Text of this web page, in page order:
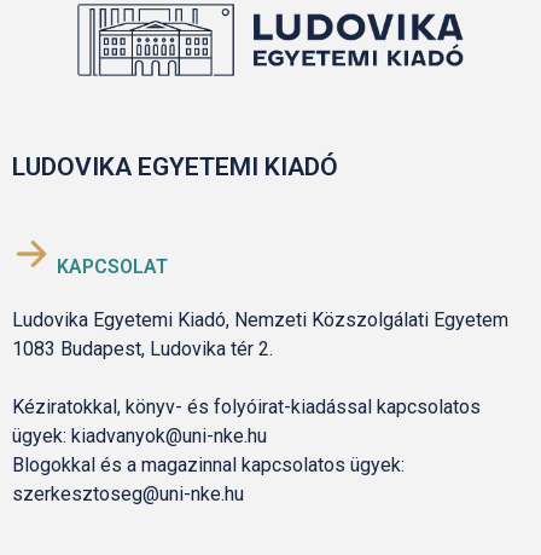
LUDOVIKA EGYETEMI KIADÓ
KAPCSOLAT
Ludovika Egyetemi Kiadó, Nemzeti Közszolgálati Egyetem
1083 Budapest, Ludovika tér 2.
Kéziratokkal, könyv- és folyóirat-kiadással kapcsolatos
ügyek: kiadvanyok@uni-nke.hu
Blogokkal és a magazinnal kapcsolatos ügyek:
szerkesztoseg@uni-nke.hu